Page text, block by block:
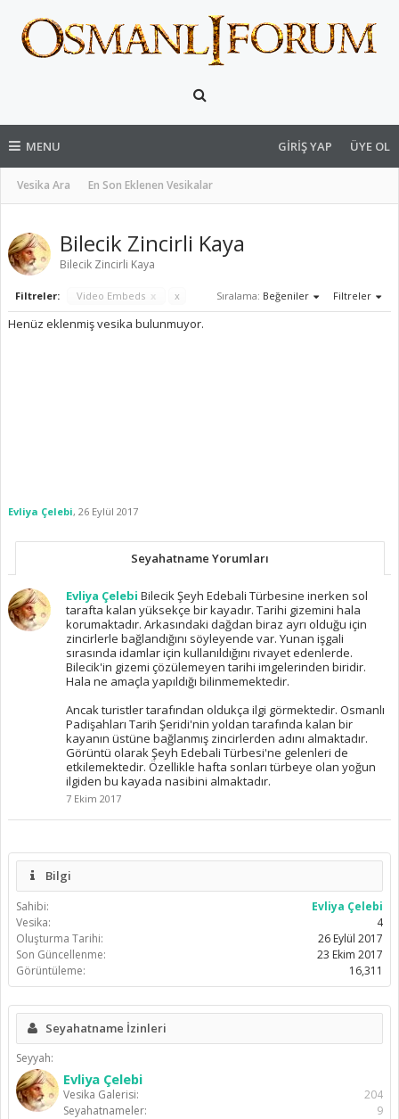
MENU
Vesika Ara En Son Eklenen Vesikalar
GIRIŞ YAP ÜYE OL
Bilecik Zincirli Kaya
Bilecik Zincirli Kaya
Filtreler: Video Embeds x x Sıralama: Beğeniler Filtreler
Henüz eklenmiş vesika bulunmuyor.
Evliya Çelebi, 26 Eylül 2017
Seyahatname Yorumları
Evliya Çelebi Bilecik Şeyh Edebali Türbesine inerken sol
tarafta kalan yüksekçe bir kayadır. Tarihi gizemini hala
korumaktadır. Arkasındaki dağdan biraz ayrı olduğu için
zincirlerle bağlandığını söyleyende var. Yunan işgali
sırasında idamlar için kullanıldığını rivayet edenlerde.
Bilecik'in gizemi çözülemeyen tarihi imgelerinden biridir.
Hala ne amaçla yapıldığı bilinmemektedir.
Ancak turistler tarafından oldukça ilgi görmektedir. Osmanlı
Padişahları Tarih Şeridi'nin yoldan tarafında kalan bir
kayanın üstüne bağlanmış zincirlerden adını almaktadır.
Görüntü olarak Şeyh Edebali Türbesi'ne gelenleri de
etkilemektedir. Özellikle hafta sonları türbeye olan yoğun
ilgiden bu kayada nasibini almaktadır.
7 Ekim 2017
Bilgi
Sahibi:
Evliya Çelebi
Vesika:
4
Oluşturma Tarihi:
26 Eylül 2017
Son Güncellenme:
23 Ekim 2017
Görüntüleme:
16,311
Seyahatname İzinleri
Seyyah:
Evliya Çelebi
Vesika Galerisi:
204
Seyahatnameler:
9